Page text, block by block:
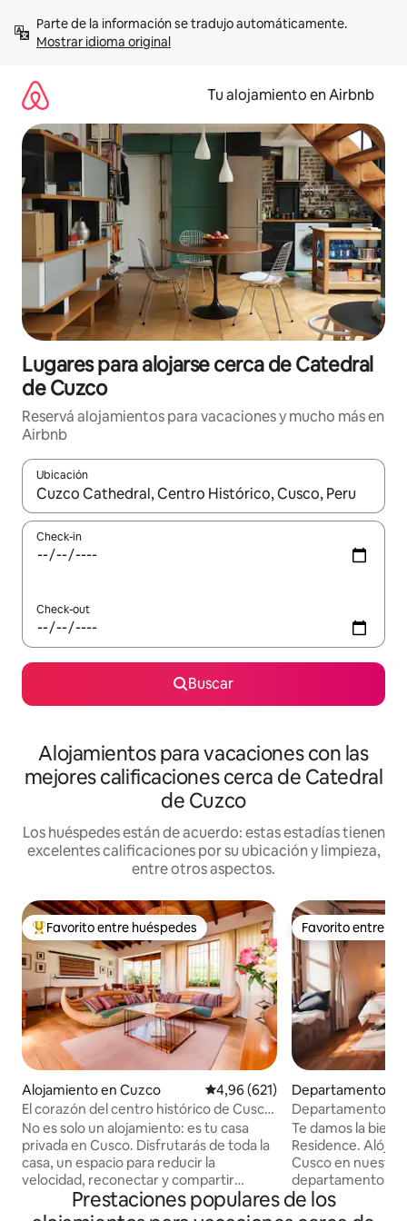
contenidoMostrar idioma original
Tu alojamiento en Airbnb
Lugares para alojarse cerca de Catedral
de Cuzco
Reservá alojamientos para vacaciones y mucho más en
Airbnb
Ubicación
Cuando los resultados estén disponibles, navegá con las
Check-in
Check-out
Buscar
Alojamientos para vacaciones con las
mejores calificaciones cerca de Catedral
de Cuzco
Los huéspedes están de acuerdo: estas estadías tienen
excelentes calificaciones por su ubicación y limpieza,
entre otros aspectos.
Favorito entre los huéspedes más destacados
Favorito entre huéspedes
Alojamiento en Cuzco Calificación promedio: 4,96 de
4,96 (621)
El corazón del centro histórico de Cusco,
balcón y jardín
No es solo un alojamiento: es tu casa
privada en Cusco. Disfrutarás de toda la
casa, un espacio para reducir la
velocidad, reconectar y compartir
momentos significativos con tu familia o
amigos. Relajate en la terraza, reunite
Favorito entre
Favorito entre
Departamento
Departamento de
Centro histórico
Te damos la
Residence. Alójate en el corazón de
Cusco en
departamento
en uno de los
mansión colonial
Prestaciones populares de los